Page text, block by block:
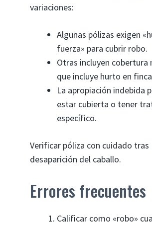
variaciones:
Algunas pólizas exigen
fuerza» para cubrir robo.
Otras incluyen cobertura
que incluye hurto en
La apropiación indebida
estar cubierta o tener
específico.
Verificar póliza con cuidado tras
desaparición del caballo.
Errores frecuentes
Calificar como «robo»